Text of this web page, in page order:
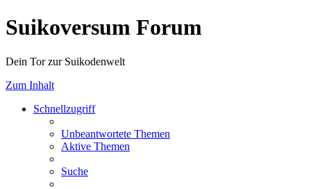
Suikoversum Forum
Dein Tor zur Suikodenwelt
Zum Inhalt
Schnellzugriff
Unbeantwortete Themen
Aktive Themen
Suche